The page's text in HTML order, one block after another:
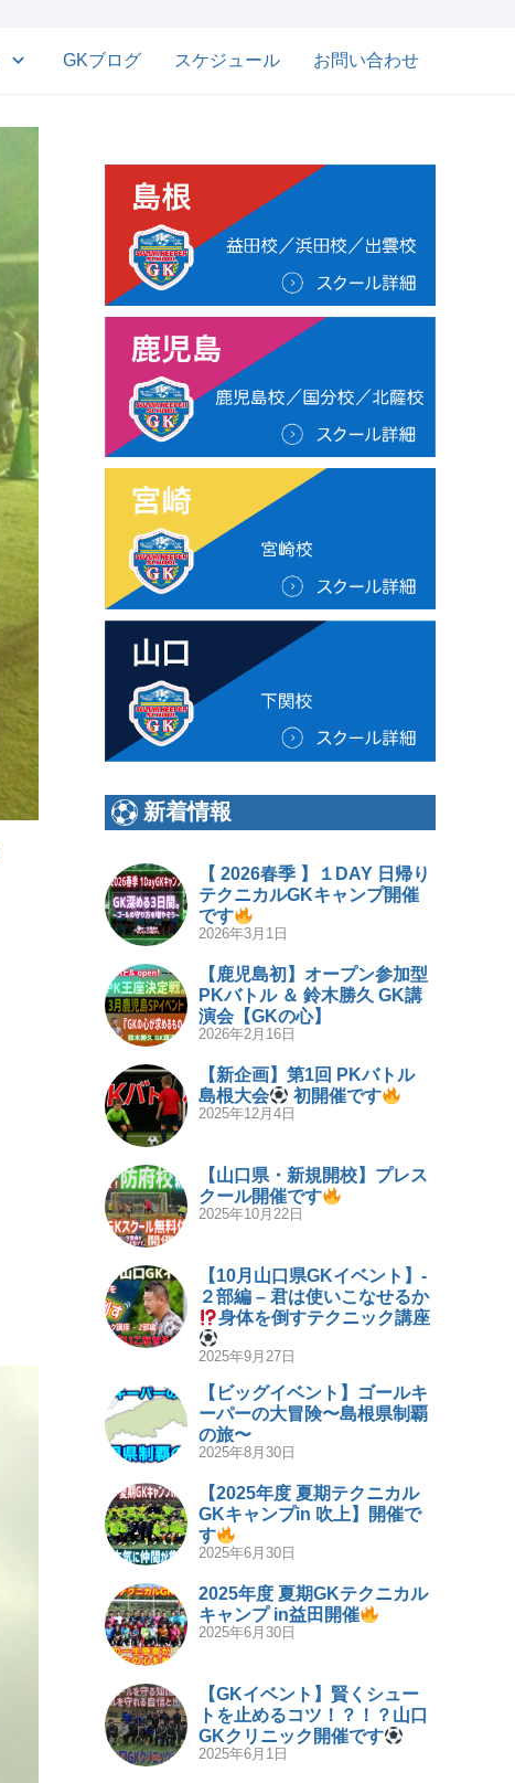
GKブログ スケジュール お問い合わせ
新着情報
【 2026春季 】１DAY 日帰り
テクニカルGKキャンプ開催
です
2026年3月1日
【鹿児島初】オープン参加型
PKバトル ＆ 鈴木勝久 GK講
演会【GKの心】
2026年2月16日
【新企画】第1回 PKバトル
島根大会
初開催です
2025年12月4日
【山口県・新規開校】プレス
クール開催です
2025年10月22日
【10月山口県GKイベント】-
２部編 – 君は使いこなせるか
身体を倒すテクニック講座
2025年9月27日
【ビッグイベント】ゴールキ
ーパーの大冒険〜島根県制覇
の旅〜
2025年8月30日
【2025年度 夏期テクニカル
GKキャンプin 吹上】開催で
す
2025年6月30日
2025年度 夏期GKテクニカル
キャンプ in益田開催
2025年6月30日
【GKイベント】賢くシュー
トを止めるコツ！？！？山口
GKクリニック開催です
2025年6月1日